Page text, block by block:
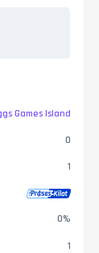
Games Island
0
1
0%
1